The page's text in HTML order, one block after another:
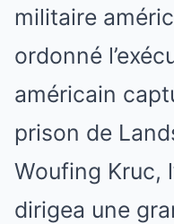
militaire
ordonné
américain
prison de
Woufing Kruc,
dirigea une